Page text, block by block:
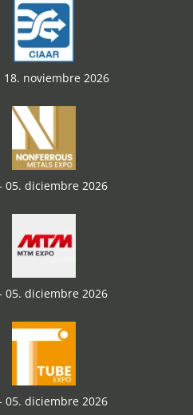
18. noviembre 2026
05. diciembre 2026
05. diciembre 2026
05. diciembre 2026